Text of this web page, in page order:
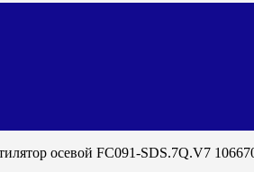
осевой FC091-SDS.7Q.V7